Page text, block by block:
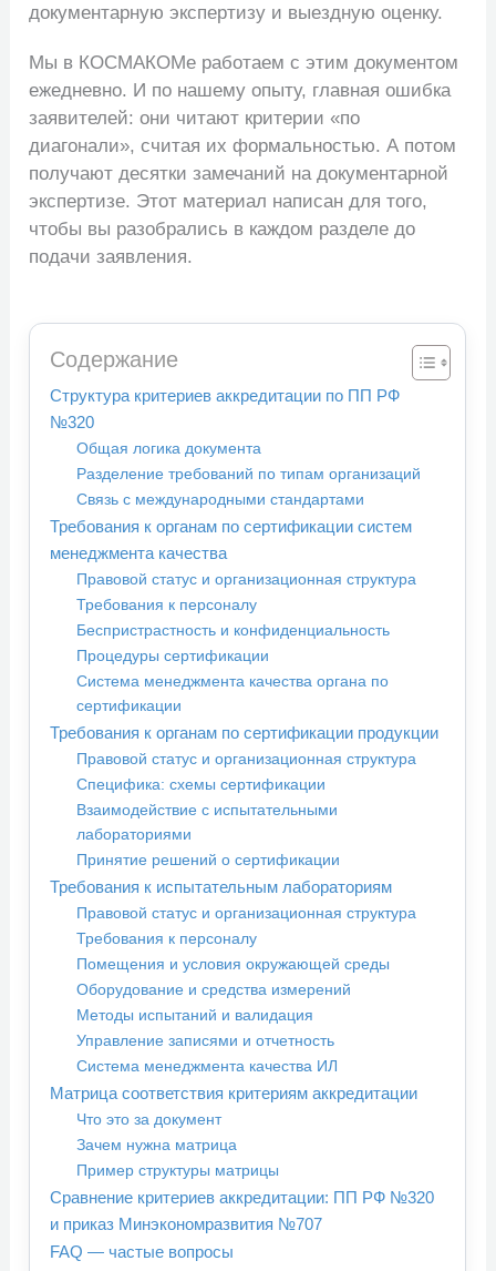
документарную экспертизу и выездную оценку.
Мы в КОСМАКОМе работаем с этим документом
ежедневно. И по нашему опыту, главная ошибка
заявителей: они читают критерии «по
диагонали», считая их формальностью. А потом
получают десятки замечаний на документарной
экспертизе. Этот материал написан для того,
чтобы вы разобрались в каждом разделе до
подачи заявления.
Содержание
Структура критериев аккредитации по ПП РФ
№320
Общая логика документа
Разделение требований по типам организаций
Связь с международными стандартами
Требования к органам по сертификации систем
менеджмента качества
Правовой статус и организационная структура
Требования к персоналу
Беспристрастность и конфиденциальность
Процедуры сертификации
Система менеджмента качества органа по
сертификации
Требования к органам по сертификации продукции
Правовой статус и организационная структура
Специфика: схемы сертификации
Взаимодействие с испытательными
лабораториями
Принятие решений о сертификации
Требования к испытательным лабораториям
Правовой статус и организационная структура
Требования к персоналу
Помещения и условия окружающей среды
Оборудование и средства измерений
Методы испытаний и валидация
Управление записями и отчетность
Система менеджмента качества ИЛ
Матрица соответствия критериям аккредитации
Что это за документ
Зачем нужна матрица
Пример структуры матрицы
Сравнение критериев аккредитации: ПП РФ №320
и приказ Минэкономразвития №707
FAQ — частые вопросы